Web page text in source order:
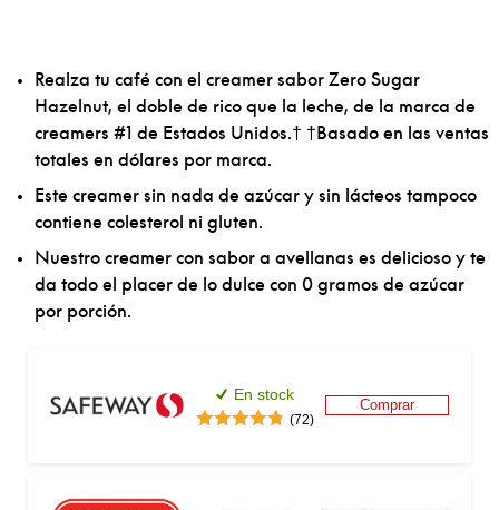
Realza tu café con el creamer sabor Zero Sugar
Hazelnut, el doble de rico que la leche, de la marca de
creamers #1 de Estados Unidos.† †Basado en las ventas
totales en dólares por marca.
Este creamer sin nada de azúcar y sin lácteos tampoco
contiene colesterol ni gluten.
Nuestro creamer con sabor a avellanas es delicioso y te
da todo el placer de lo dulce con 0 gramos de azúcar
por porción.
En stock
(72)
Comprar